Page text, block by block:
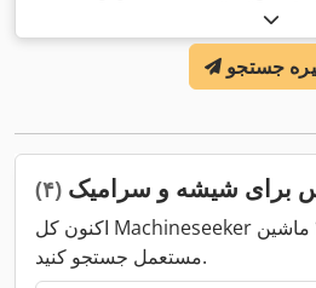
سال آخرین تعمیرات اساسی:۲۰۲۳ ,
جستجو
برای شیشه و سرامیک (۴)
اکنون کل Machineseeker را با بیش از ۲۰۰٬۰۰۰ ماشین
مستعمل جستجو کنید.